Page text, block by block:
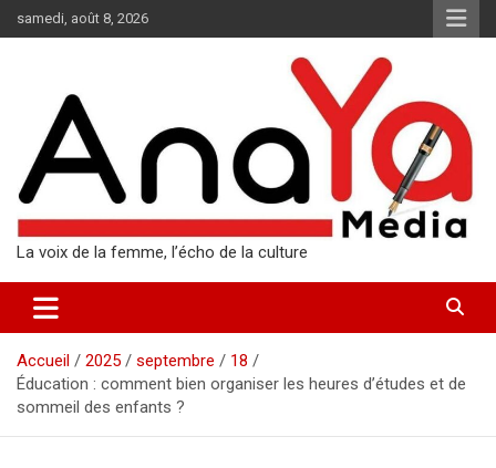
au
samedi, août 8, 2026
La voix de la femme, l’écho de la culture
Accueil 2025 septembre
18
Éducation : comment bien organiser les heures d’études et de
sommeil des enfants ?